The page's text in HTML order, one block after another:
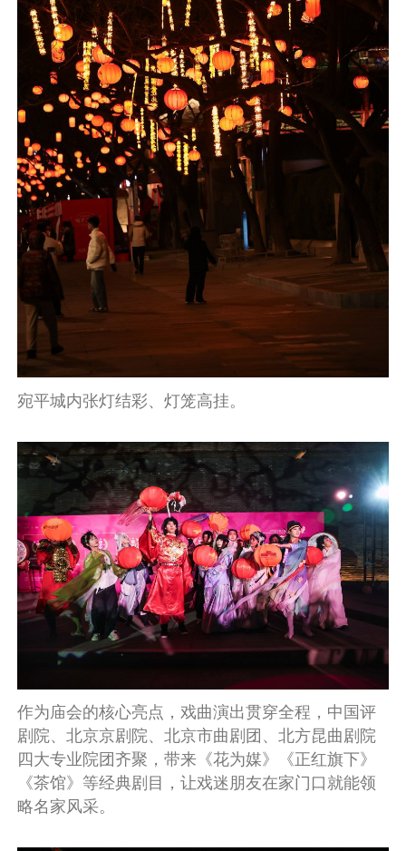
宛平城内张灯结彩、灯笼高挂。
作为庙会的核心亮点，戏曲演出贯穿全程，中国评
剧院、北京京剧院、北京市曲剧团、北方昆曲剧院
四大专业院团齐聚，带来《花为媒》《正红旗下》
《茶馆》等经典剧目，让戏迷朋友在家门口就能领
略名家风采。